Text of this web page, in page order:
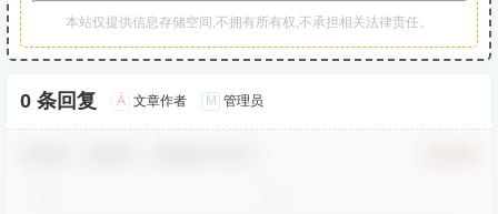
本站仅提供信息存储空间,不拥有所有权,不承担相关法律责任。
0 条回复 A 文章作者 M 管理员